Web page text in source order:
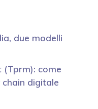
due modelli
(Tprm): come
digitale